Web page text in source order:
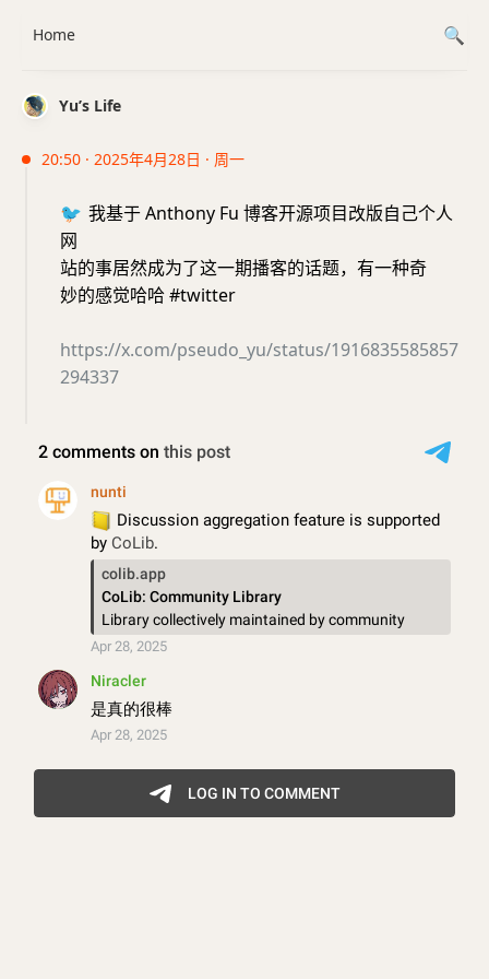
Yu’s Life
20:50 · 2025年4月28日 · 周一
🐦 我基于 Anthony Fu 博客开源项目改版自己个人
网
站的事居然成为了这一期播客的话题，有一种奇
妙的感觉哈哈 #twitter
https://x.com/pseudo_yu/status/1916835585857
294337
Home